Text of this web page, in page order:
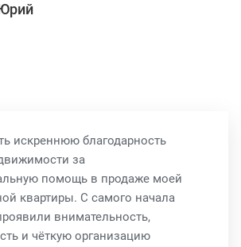
искреннюю благодарность
за
помощь в продаже моей
квартиры. С самого начала
внимательность,
и чёткую организацию